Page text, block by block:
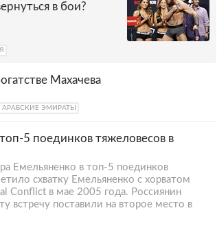
в бои?
Махачева
ЭМИРАТЫ
5 поединков тяжеловесов в
Емельяненко в топ-5 поединков
схватку Емельяненко с хорватом
Conflict в мае 2005 года. Россиянин
встречу поставили на второе место в